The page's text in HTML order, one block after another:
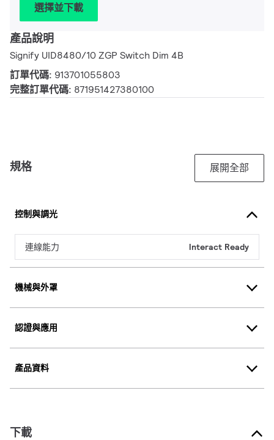
選擇並下載
產品說明
Signify UID8480/10 ZGP Switch Dim 4B
訂單代碼: 913701055803
完整訂單代碼: 871951427380100
規格 展開全部
控制與調光
連線能力 Interact Ready
機械與外罩
認證與應用
產品資料
下載